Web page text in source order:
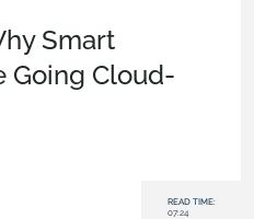
Smart
Going Cloud-
READ TIME:
07:24